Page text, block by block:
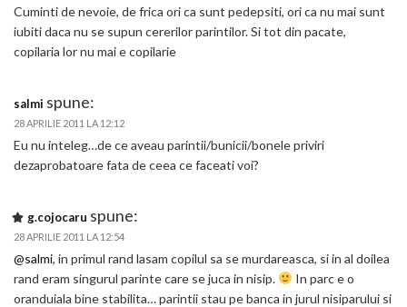
Cuminti de nevoie, de frica ori ca sunt pedepsiti, ori ca nu mai sunt
iubiti daca nu se supun cererilor parintilor. Si tot din pacate,
copilaria lor nu mai e copilarie
salmi spune:
28 APRILIE 2011 LA 12:12
Eu nu inteleg…de ce aveau parintii/bunicii/bonele priviri
dezaprobatoare fata de ceea ce faceati voi?
g.cojocaru spune:
28 APRILIE 2011 LA 12:54
@salmi, in primul rand lasam copilul sa se murdareasca, si in al doilea
rand eram singurul parinte care se juca in nisip.
In parc e o
oranduiala bine stabilita… parintii stau pe banca in jurul nisiparului si